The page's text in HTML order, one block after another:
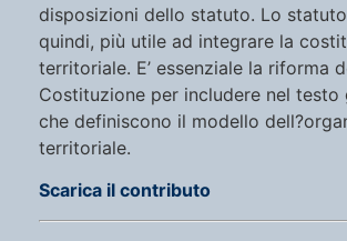
disposizioni dello statuto. Lo
quindi, più utile ad integrare la
territoriale. E’ essenziale la riforma
Costituzione per includere nel testo
che definiscono il modello
territoriale.
Scarica il contributo